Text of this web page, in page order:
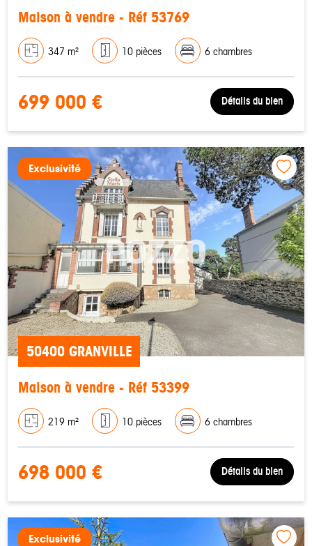
Maison à vendre - Réf 53769
347 m² 10 pièces 6 chambres
699 000 € Détails du bien
Exclusivité
50400 GRANVILLE
Maison à vendre - Réf 53399
219 m² 10 pièces 6 chambres
698 000 € Détails du bien
Exclusivité